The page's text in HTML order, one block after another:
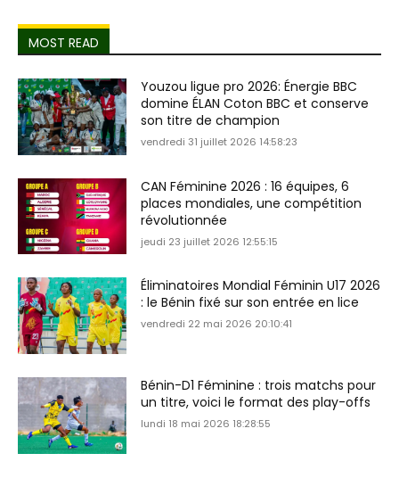
MOST READ
Youzou ligue pro 2026: Énergie BBC
domine ÉLAN Coton BBC et conserve
son titre de champion
vendredi 31 juillet 2026 14:58:23
CAN Féminine 2026 : 16 équipes, 6
places mondiales, une compétition
révolutionnée
jeudi 23 juillet 2026 12:55:15
Éliminatoires Mondial Féminin U17 2026
: le Bénin fixé sur son entrée en lice
vendredi 22 mai 2026 20:10:41
Bénin-D1 Féminine : trois matchs pour
un titre, voici le format des play-offs
lundi 18 mai 2026 18:28:55